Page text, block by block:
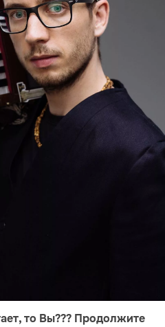
то Вы??? Продолжите